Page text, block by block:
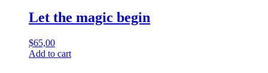
Let the magic begin
$65,00
Add to cart